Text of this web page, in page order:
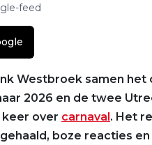
feed
Westbroek samen
2026 en de twee
over carnaval. Het
boze reacties